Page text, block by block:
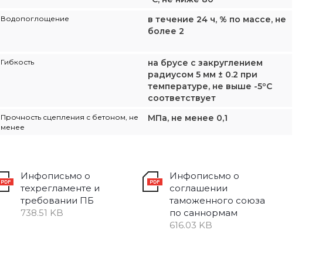
Водопоглощение
в течение 24 ч, % по массе, не
более 2
Гибкость
на брусе с закруглением
радиусом 5 мм ± 0.2 при
температуре, не выше -5ºС
соответствует
Прочность сцепления с бетоном, не
менее
МПа, не менее 0,1
Инфописьмо о
техрегламенте и
требовании ПБ
738.51 KB
Инфописьмо о
соглашении
таможенного союза
по саннормам
616.03 KB